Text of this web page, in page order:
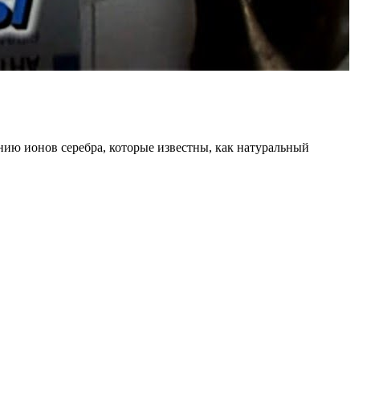
ионов серебра, которые известны, как натуральный